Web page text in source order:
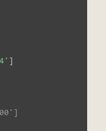
]